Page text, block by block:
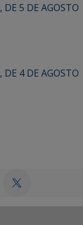
5 DE AGOSTO
4 DE AGOSTO